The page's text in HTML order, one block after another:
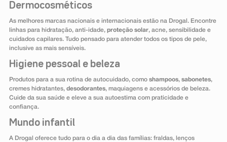
Dermocosméticos
As melhores marcas nacionais e internacionais estão na Drogal. Encontre
linhas para hidratação, anti-idade, proteção solar, acne, sensibilidade e
cuidados capilares. Tudo pensado para atender todos os tipos de pele,
inclusive as mais sensíveis.
Higiene pessoal e beleza
Produtos para a sua rotina de autocuidado, como shampoos, sabonetes,
cremes hidratantes, desodorantes, maquiagens e acessórios de beleza.
Cuide da sua saúde e eleve a sua autoestima com praticidade e
confiança.
Mundo infantil
A Drogal oferece tudo para o dia a dia das famílias: fraldas, lenços